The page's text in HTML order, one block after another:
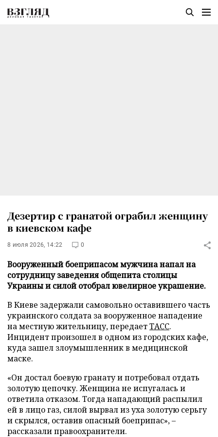
Дезертир с гранатой ограбил женщину
в киевском кафе
8 июля 2026, 14:22 0
Вооруженный боеприпасом мужчина напал на
сотрудницу заведения общепита столицы
Украины и силой отобрал ювелирное украшение.
В Киеве задержали самовольно оставившего часть
украинского солдата за вооруженное нападение
на местную жительницу, передаетТАСС.
Инцидент произошел в одном из городских кафе,
куда зашел злоумышленник в медицинской
маске.
«Он достал боевую гранату и потребовал отдать
золотую цепочку. Женщина не испугалась и
ответила отказом. Тогда нападающий распылил
ей в лицо газ, силой вырвал из уха золотую серьгу
и скрылся, оставив опасный боеприпас», –
рассказали правоохранители.